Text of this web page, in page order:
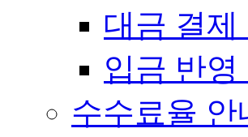
대금 결제
입금 반영
수수료율 안